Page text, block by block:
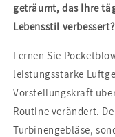
geträumt, das Ihre
Lebensstil verbessert?
Lernen Sie
leistungsstarke
Vorstellungskraft
Routine verändert.
Turbinengebläse,